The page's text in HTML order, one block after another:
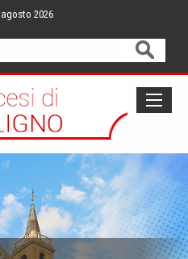
2026
Cerca